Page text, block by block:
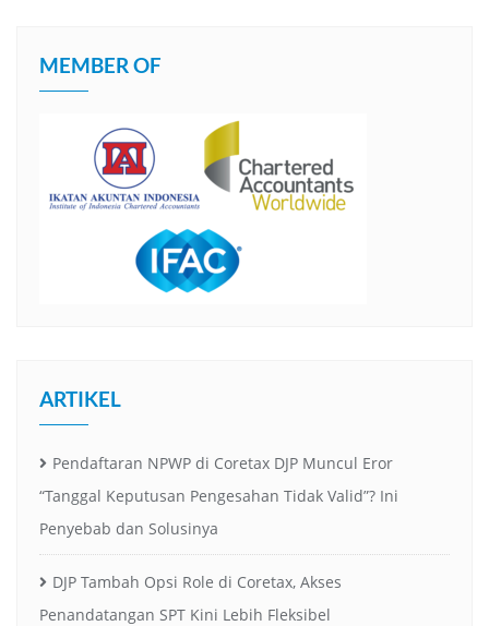
MEMBER OF
ARTIKEL
Pendaftaran NPWP di Coretax DJP Muncul Eror
“Tanggal Keputusan Pengesahan Tidak Valid”? Ini
Penyebab dan Solusinya
DJP Tambah Opsi Role di Coretax, Akses
Penandatangan SPT Kini Lebih Fleksibel